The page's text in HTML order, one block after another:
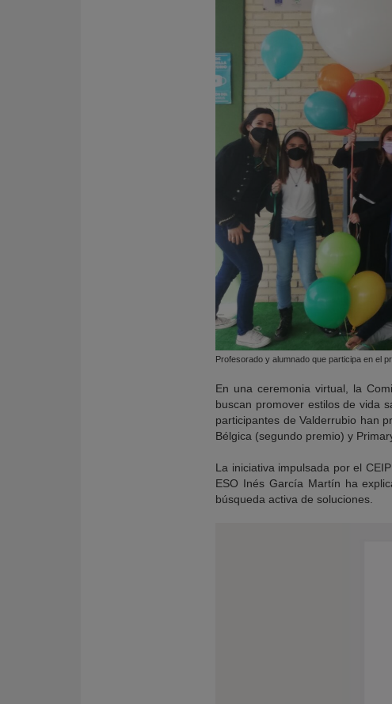
Profesorado y alumnado que participa en el
En una ceremonia virtual, la
buscan promover estilos de vida
participantes de Valderrubio han
Bélgica (segundo premio) y
La iniciativa impulsada por el
ESO Inés García Martín ha
búsqueda activa de soluciones.